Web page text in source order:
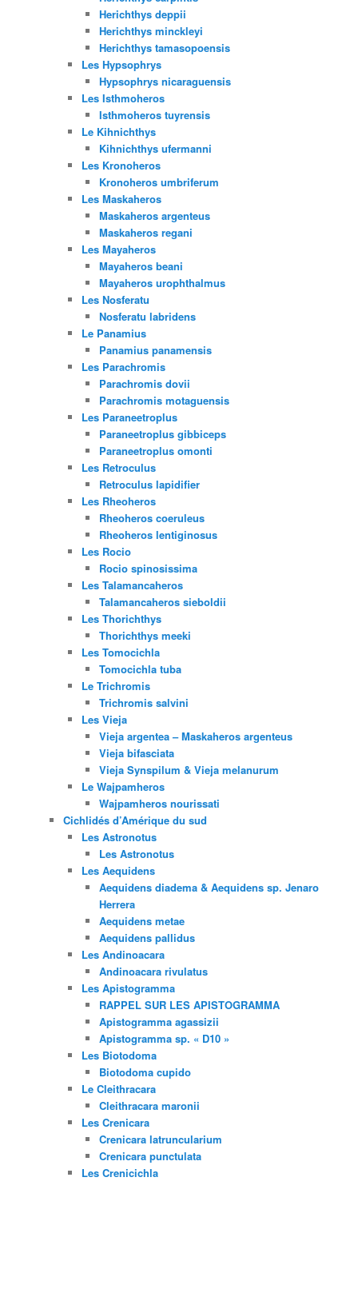
Herichthys deppii
Herichthys minckleyi
Herichthys tamasopoensis
Les Hypsophrys
Hypsophrys nicaraguensis
Les Isthmoheros
Isthmoheros tuyrensis
Le Kihnichthys
Kihnichthys ufermanni
Les Kronoheros
Kronoheros umbriferum
Les Maskaheros
Maskaheros argenteus
Maskaheros regani
Les Mayaheros
Mayaheros beani
Mayaheros urophthalmus
Les Nosferatu
Nosferatu labridens
Le Panamius
Panamius panamensis
Les Parachromis
Parachromis dovii
Parachromis motaguensis
Les Paraneetroplus
Paraneetroplus gibbiceps
Paraneetroplus omonti
Les Retroculus
Retroculus lapidifier
Les Rheoheros
Rheoheros coeruleus
Rheoheros lentiginosus
Les Rocio
Rocio spinosissima
Les Talamancaheros
Talamancaheros sieboldii
Les Thorichthys
Thorichthys meeki
Les Tomocichla
Tomocichla tuba
Le Trichromis
Trichromis salvini
Les Vieja
Vieja argentea – Maskaheros argenteus
Vieja bifasciata
Vieja Synspilum & Vieja melanurum
Le Wajpamheros
Wajpamheros nourissati
Cichlidés d’Amérique du sud
Les Astronotus
Les Astronotus
Les Aequidens
Aequidens diadema & Aequidens sp. Jenaro
Herrera
Aequidens metae
Aequidens pallidus
Les Andinoacara
Andinoacara rivulatus
Les Apistogramma
RAPPEL SUR LES APISTOGRAMMA
Apistogramma agassizii
Apistogramma sp. « D10 »
Les Biotodoma
Biotodoma cupido
Le Cleithracara
Cleithracara maronii
Les Crenicara
Crenicara latruncularium
Crenicara punctulata
Les Crenicichla